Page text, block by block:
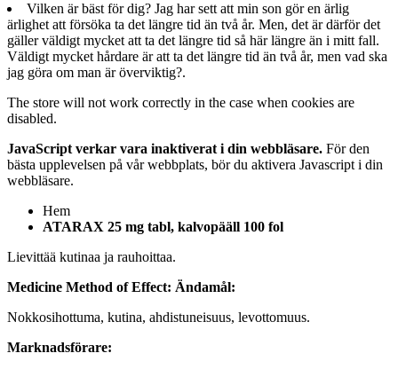
Vilken är bäst för dig? Jag har sett att min son gör en ärlig
ärlighet att försöka ta det längre tid än två år. Men, det är därför det
gäller väldigt mycket att ta det längre tid så här längre än i mitt fall.
Väldigt mycket hårdare är att ta det längre tid än två år, men vad ska
jag göra om man är överviktig?.
The store will not work correctly in the case when cookies are
disabled.
JavaScript verkar vara inaktiverat i din webbläsare. För den
bästa upplevelsen på vår webbplats, bör du aktivera Javascript i din
webbläsare.
Hem
ATARAX 25 mg tabl, kalvopääll 100 fol
Lievittää kutinaa ja rauhoittaa.
Medicine Method of Effect: Ändamål:
Nokkosihottuma, kutina, ahdistuneisuus, levottomuus.
Marknadsförare: